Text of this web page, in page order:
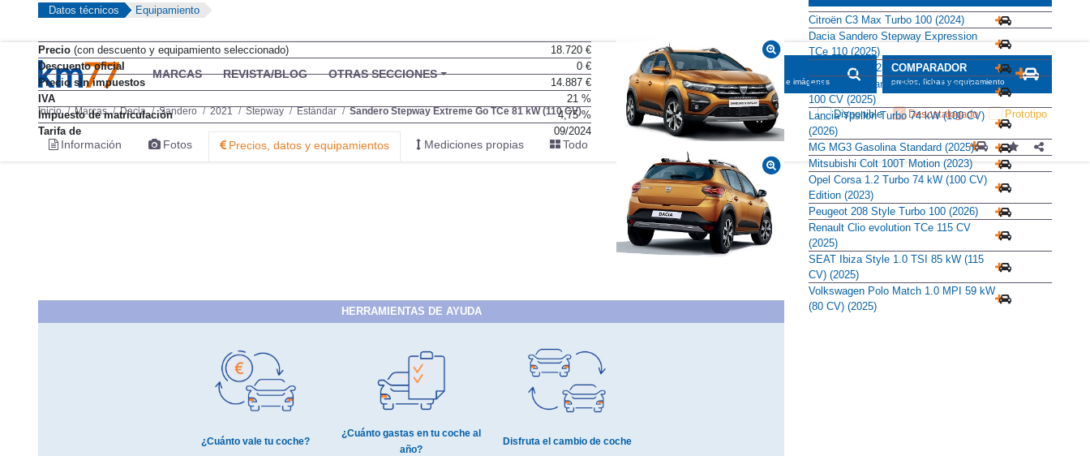
Precio(con descuento y equipamiento seleccionado)
18.720 €
Descuento oficial
0 €
Precio sin impuestos
14.887 €
IVA
21 %
Impuesto de matriculación
4,75 %
Tarifa de
09/2024
HERRAMIENTAS DE AYUDA
¿Cuánto gastas en tu coche al
Alternativas
Citroën C3 Max Turbo 100 (2024)
Dacia Sandero Stepway Expression
TCe 110 (2025)
EVO 3 1.5 (2023)
Fiat Grande Panda Pop 1.2 Gasolina
100 CV (2025)
Lancia Ypsilon Turbo 74 kW (100 CV)
(2026)
MG MG3 Gasolina Standard (2025)
Mitsubishi Colt 100T Motion (2023)
Opel Corsa 1.2 Turbo 74 kW (100 CV)
Edition (2023)
Peugeot 208 Style Turbo 100 (2026)
Renault Clio evolution TCe 115 CV
(2025)
SEAT Ibiza Style 1.0 TSI 85 kW (115
CV) (2025)
Volkswagen Polo Match 1.0 MPI 59 kW